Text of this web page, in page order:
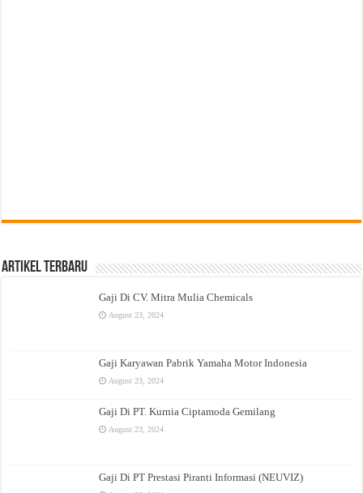
Artikel Terbaru
Gaji Di CV. Mitra Mulia Chemicals
August 23, 2024
Gaji Karyawan Pabrik Yamaha Motor Indonesia
August 23, 2024
Gaji Di PT. Kurnia Ciptamoda Gemilang
August 23, 2024
Gaji Di PT Prestasi Piranti Informasi (NEUVIZ)